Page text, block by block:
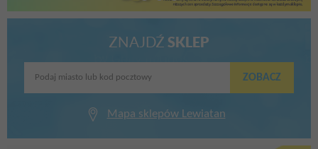
ZNAJDŹ SKLEP
Podaj miasto lub kod pocztowy ZOBACZ
Mapa sklepów Lewiatan